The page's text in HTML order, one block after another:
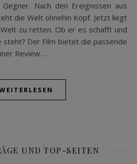
Nach den Ereignissen aus
die Welt ohnehin Kopf. Jetzt liegt
zu retten. Ob er es schafft und
steht? Der Film bietet die passende
Review…
UND TOP-SEITEN